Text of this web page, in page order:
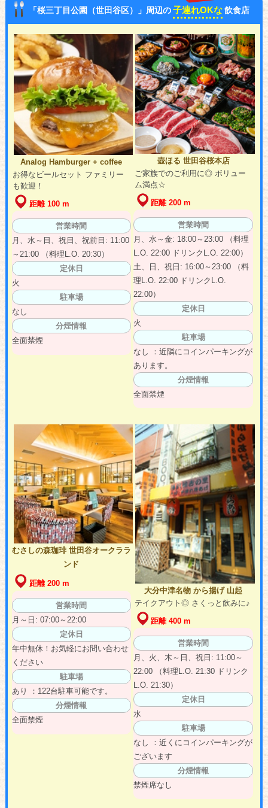
「桜三丁目公園（世田谷区）」周辺の子連れOKな 飲食店
Analog Hamburger + coffee
お得なビールセット ファミリー
も歓迎！
距離 100 m
営業時間
月、水～日、祝日、祝前日: 11:00
～21:00 （料理L.O. 20:30）
定休日
火
駐車場
なし
分煙情報
全面禁煙
壺ほる 世田谷桜本店
ご家族でのご利用に◎ ボリュー
ム満点☆
距離 200 m
営業時間
月、水～金: 18:00～23:00 （料理
L.O. 22:00 ドリンクL.O. 22:00）
土、日、祝日: 16:00～23:00 （料
理L.O. 22:00 ドリンクL.O.
22:00）
定休日
火
駐車場
なし ：近隣にコインパーキングが
あります。
分煙情報
全面禁煙
むさしの森珈琲 世田谷オークララ
ンド
距離 200 m
営業時間
月～日: 07:00～22:00
定休日
年中無休！お気軽にお問い合わせ
ください
駐車場
あり ：122台駐車可能です。
分煙情報
全面禁煙
大分中津名物 から揚げ 山起
テイクアウト◎ さくっと飲みに♪
距離 400 m
営業時間
月、火、木～日、祝日: 11:00～
22:00 （料理L.O. 21:30 ドリンク
L.O. 21:30）
定休日
水
駐車場
なし ：近くにコインパーキングが
ございます
分煙情報
禁煙席なし